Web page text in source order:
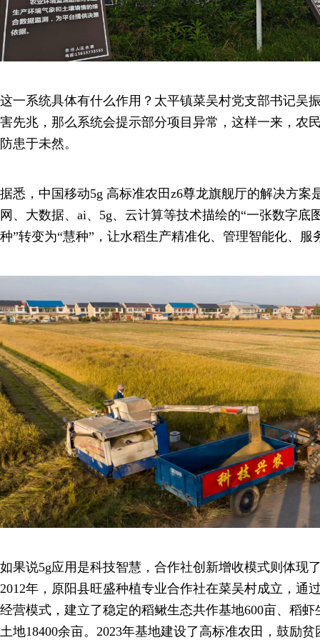
这一系统具体有什么作用？太平镇菜吴村党支部书记吴
害先兆，那么系统会提示部分项目异常，这样一来，农
防患于未然。
据悉，中国移动5g 高标准农田z6尊龙旗舰厅的解决方案
网、大数据、ai、5g、云计算等技术描绘的“一张数字底
种”转变为“慧种”，让水稻生产精准化、管理智能化、服
如果说5g应用是科技智慧，合作社创新增收模式则体现
2012年，原阳县旺盛种植专业合作社在菜吴村成立，通
经营模式，建立了稳定的稻鳅生态共作基地600亩、稻虾
土地18400余亩。2023年基地建设了高标准农田，鼓励